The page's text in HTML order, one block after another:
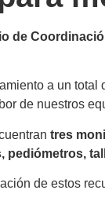
de
a un total
de nuestros
tres
pediómetros,
de estos